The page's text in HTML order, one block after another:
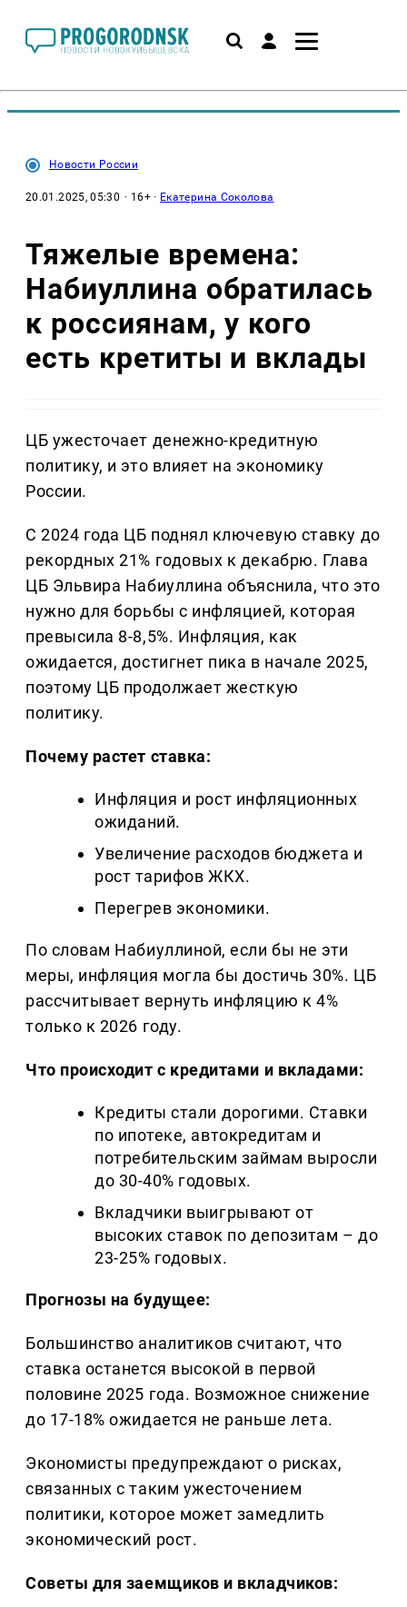
Новости России
20.01.2025, 05:30 · 16+ · Екатерина Соколова
Тяжелые времена:
Набиуллина обратилась
к россиянам, у кого
есть кретиты и вклады
ЦБ ужесточает денежно-кредитную
политику, и это влияет на экономику
России.
С 2024 года ЦБ поднял ключевую ставку до
рекордных 21% годовых к декабрю. Глава
ЦБ Эльвира Набиуллина объяснила, что это
нужно для борьбы с инфляцией, которая
превысила 8-8,5%. Инфляция, как
ожидается, достигнет пика в начале 2025,
поэтому ЦБ продолжает жесткую
политику.
Почему растет ставка:
Инфляция и рост инфляционных
ожиданий.
Увеличение расходов бюджета и
рост тарифов ЖКХ.
Перегрев экономики.
По словам Набиуллиной, если бы не эти
меры, инфляция могла бы достичь 30%. ЦБ
рассчитывает вернуть инфляцию к 4%
только к 2026 году.
Что происходит с кредитами и вкладами:
Кредиты стали дорогими. Ставки
по ипотеке, автокредитам и
потребительским займам выросли
до 30-40% годовых.
Вкладчики выигрывают от
высоких ставок по депозитам – до
23-25% годовых.
Прогнозы на будущее:
Большинство аналитиков считают, что
ставка останется высокой в первой
половине 2025 года. Возможное снижение
до 17-18% ожидается не раньше лета.
Экономисты предупреждают о рисках,
связанных с таким ужесточением
политики, которое может замедлить
экономический рост.
Советы для заемщиков и вкладчиков: